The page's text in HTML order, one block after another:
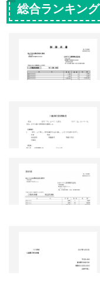
総合ランキング